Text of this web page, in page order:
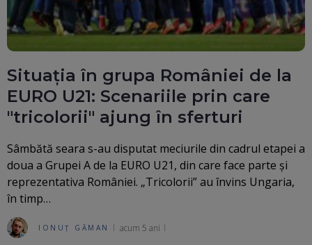
Situația în grupa României de la
EURO U21: Scenariile prin care
"tricolorii" ajung în sferturi
Sâmbătă seara s-au disputat meciurile din cadrul etapei a
doua a Grupei A de la EURO U21, din care face parte și
reprezentativa României. „Tricolorii” au învins Ungaria,
în timp…
IONUȚ GĂMAN acum 5 ani